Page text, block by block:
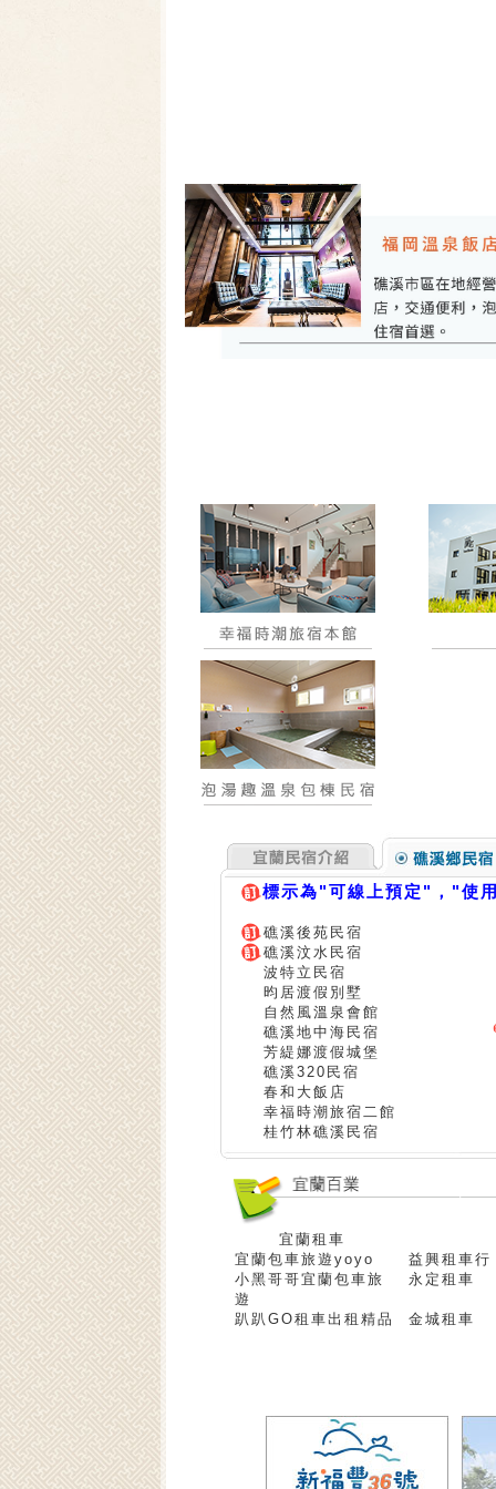
標示為"可線上預定"，"使
礁溪後苑民宿
礁溪汶水民宿
波特立民宿
昀居渡假別墅
自然風溫泉會館
礁溪地中海民宿
芳緹娜渡假城堡
礁溪320民宿
春和大飯店
幸福時潮旅宿二館
桂竹林礁溪民宿
宜蘭租車
宜蘭包車旅遊yoyo
益興租車行
小黑哥哥宜蘭包車旅
遊
永定租車
趴趴GO租車出租精品 金城租車